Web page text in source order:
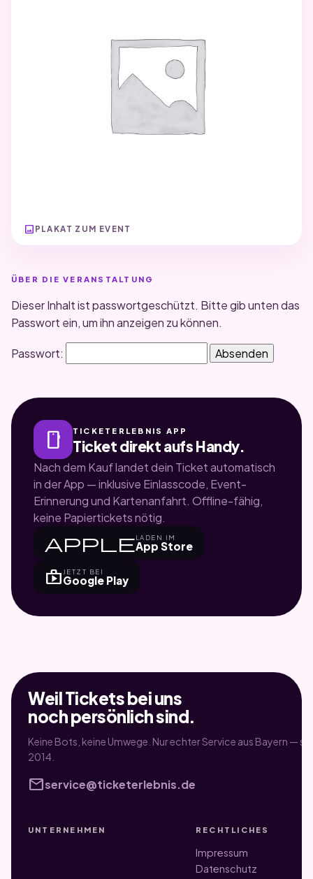
image PLAKAT ZUM EVENT
ÜBER DIE VERANSTALTUNG
Dieser Inhalt ist passwortgeschützt. Bitte gib unten das
Passwort ein, um ihn anzeigen zu können.
Passwort:
smartphone TICKETERLEBNIS APP
Ticket direkt aufs Handy.
Nach dem Kauf landet dein Ticket automatisch
in der App — inklusive Einlasscode, Event-
Erinnerung und Kartenanfahrt. Offline-fähig,
keine Papiertickets nötig.
appleLADEN IM
App Store
shop JETZT BEI
Google Play
Weil Tickets bei uns
noch persönlich sind.
Keine Bots, keine Umwege. Nur echter Service aus Bayern —
2014.
mailservice@ticketerlebnis.de
UNTERNEHMEN RECHTLICHES
Impressum
Datenschutz